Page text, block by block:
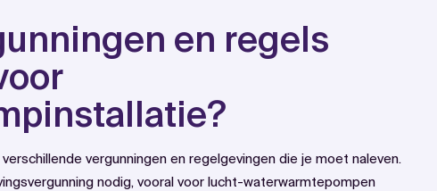
en regels
vergunningen en regelgevingen die je moet naleven.
nodig, vooral voor lucht-waterwarmtepompen